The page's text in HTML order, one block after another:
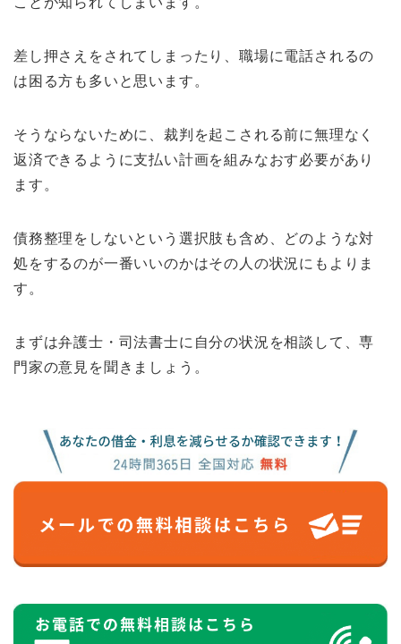
差し押さえをされてしまったり、職場に電話されるの
は困る方も多いと思います。
そうならないために、裁判を起こされる前に無理なく
返済できるように支払い計画を組みなおす必要があり
ます。
債務整理をしないという選択肢も含め、どのような対
処をするのが一番いいのかはその人の状況にもよりま
す。
まずは弁護士・司法書士に自分の状況を相談して、専
門家の意見を聞きましょう。